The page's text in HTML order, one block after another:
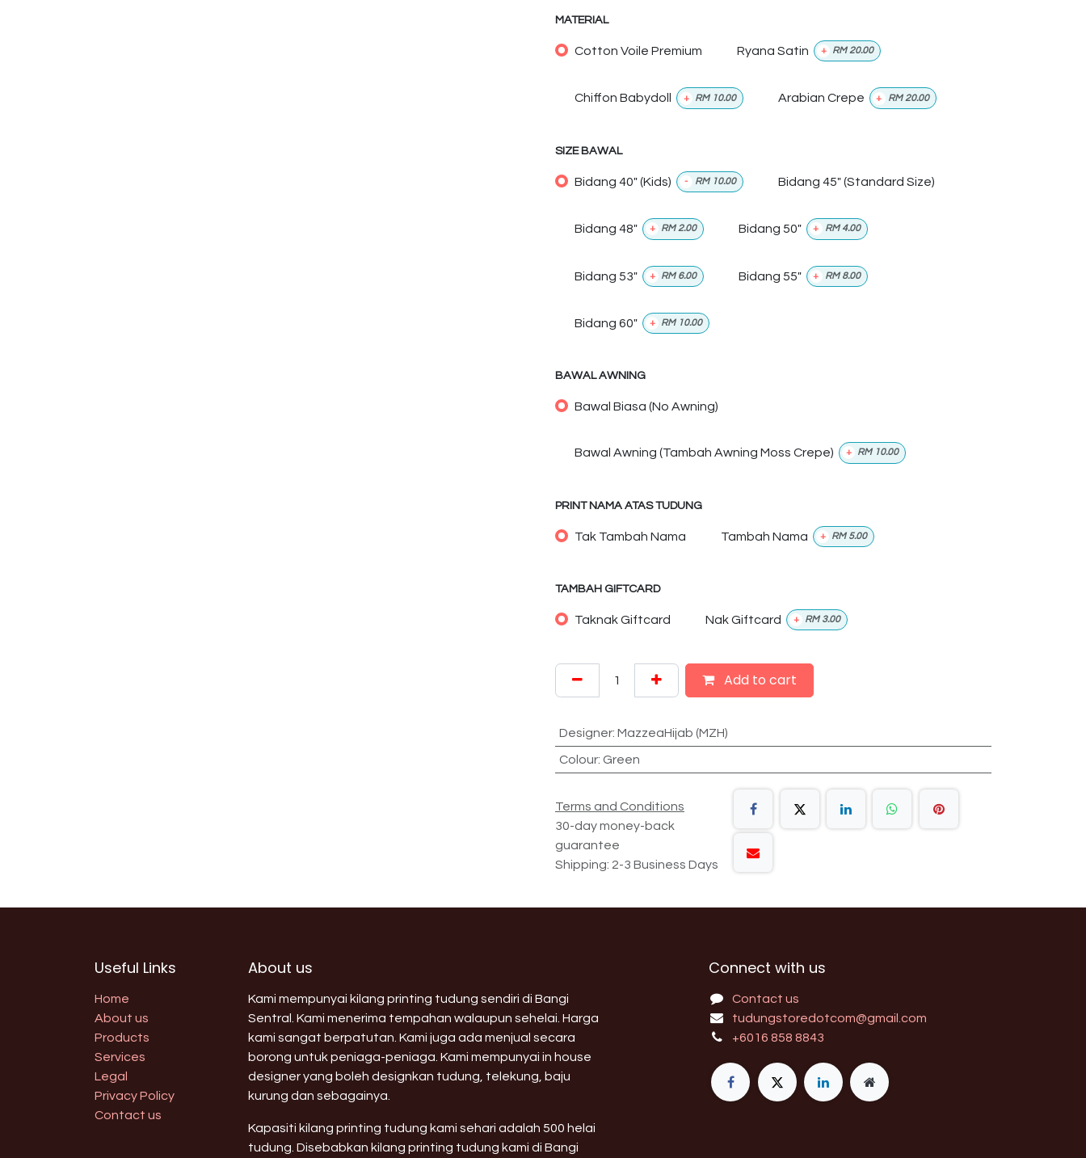
MATERIAL
Cotton Voile Premium Ryana Satin + RM20.00
Chiffon Babydoll + RM 10.00 Arabian Crepe + RM 20.00
SIZE BAWAL
Bidang 40" (Kids) - RM 10.00 Bidang 45" (Standard Size)
Bidang 48" + RM2.00 Bidang 50" + RM 4.00
Bidang 53" + RM 6.00 Bidang 55" + RM 8.00
Bidang 60" + RM 10.00
BAWAL AWNING
Bawal Biasa (No Awning)
Bawal Awning (Tambah Awning Moss Crepe) + RM 10.00
PRINT NAMA ATAS TUDUNG
Tak Tambah Nama Tambah Nama + RM 5.00
TAMBAH GIFTCARD
Taknak Giftcard Nak Giftcard + RM 3.00
Add to cart
Designer: MazzeaHijab (MZH)
Colour: Green
Terms and Conditions
30-day money-back
guarantee
Shipping: 2-3 Business Days
Useful Links
Home
About us
Products
Services
Legal
Privacy Policy
Contact us
About us
Kami mempunyai kilang printing tudung sendiri di Bangi
Sentral. Kami menerima tempahan walaupun sehelai. Harga
kami sangat berpatutan. Kami juga ada menjual secara
borong untuk peniaga-peniaga. Kami mempunyai in house
designer yang boleh designkan tudung, telekung, baju
kurung dan sebagainya.
Kapasiti kilang printing tudung kami sehari adalah 500 helai
tudung. Disebabkan kilang printing tudung kami di Bangi
Connect with us
Contact us
tudungstoredotcom@gmail.com
+6016 858 8843